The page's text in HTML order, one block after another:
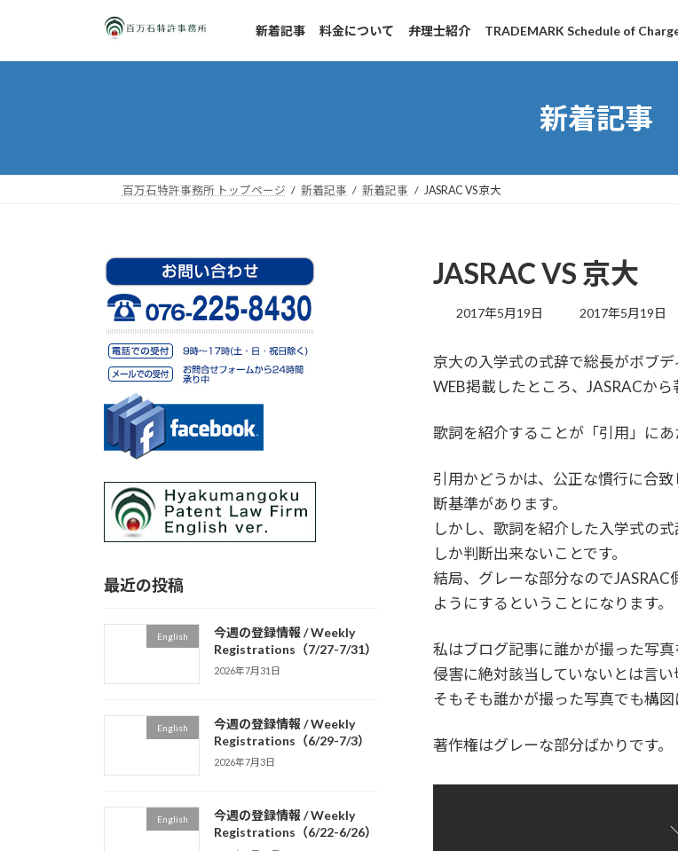
ッ
移
新着記事 料金について 弁理士紹介 TRADEMARK Schedule of
新着記事
百万石特許事務所 トップページ 新着記事 新着記事 JASRAC VS 京大
JASRAC VS 京大
2017年5月19日
最
新
日
2017年5月19日
京大の入学式の式辞で総長がボブ
WEB掲載したところ、JASRACか
歌詞を紹介することが「引用」にあ
引用かどうかは、公正な慣行に合
断基準があります。
しかし、歌詞を紹介した入学式の
しか判断出来ないことです。
結局、グレーな部分なので
ようにするということになります。
私はブログ記事に誰かが撮った写
侵害に絶対該当していないとは言い
そもそも誰かが撮った写真でも構図
著作権はグレーな部分ばかりです。
最近の投稿
English
今週の登録情報 / Weekly
Registrations（7/27-7/31）
2026年7月31日
English
今週の登録情報 / Weekly
Registrations（6/29-7/3）
2026年7月3日
English
今週の登録情報 / Weekly
Registrations（6/22-6/26）